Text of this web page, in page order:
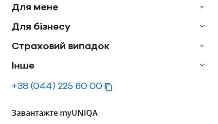
Для мене
Для бізнесу
Страховий випадок
Інше
+38 (044) 225 60 00
Завантажте myUNIQA